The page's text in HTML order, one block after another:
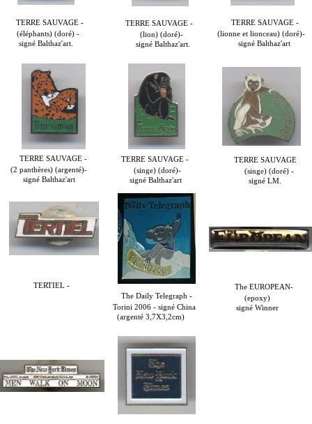
TERRE SAUVAGE -
(lion) (doré)-
signé Balthaz'art.
TERRE SAUVAGE -
(lionne et lionceau) (doré)-
signé Balthaz'art
TERRE SAUVAGE -
(2 panthères) (argenté)-
signé Balthaz'art
TERRE SAUVAGE -
(singe) (doré)-
signé Balthaz'art
TERRE SAUVAGE
(singe) (doré) -
signé LM.
TERRE SAUVAGE -
(éléphants) (doré) -
signé Balthaz'art.
TERTIEL -
The EUROPEAN-
(epoxy)
signé Winner
The Daily Telegraph -
Torini 2006 - signé China
(argenté 3,7X3,2cm)